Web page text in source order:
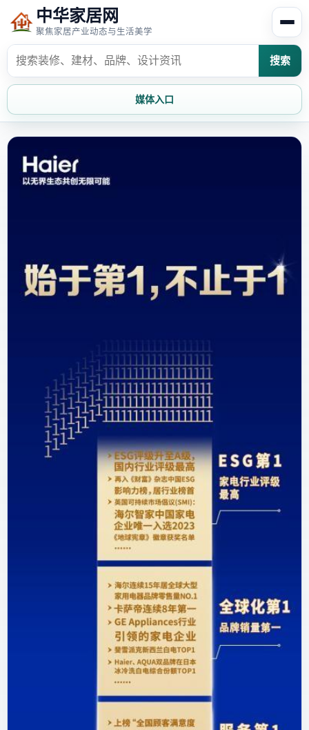
中华家居网
聚焦家居产业动态与生活美学
搜索
媒体入口
家居风水
家居文化
家装攻略 创意家居